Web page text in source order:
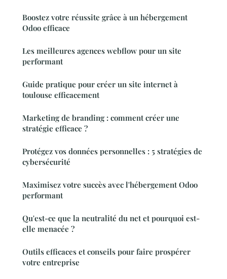
Boostez votre réussite grâce à un hébergement
Odoo efficace
Les meilleures agences webflow pour un site
performant
Guide pratique pour créer un site internet à
toulouse efficacement
Marketing de branding : comment créer une
stratégie efficace ?
Protégez vos données personnelles : 5 stratégies de
cybersécurité
Maximisez votre succès avec l'hébergement Odoo
performant
Qu'est-ce que la neutralité du net et pourquoi est-
elle menacée ?
Outils efficaces et conseils pour faire prospérer
votre entreprise